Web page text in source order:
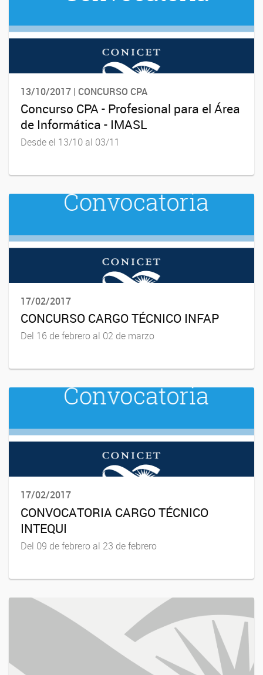
13/10/2017 | CONCURSO CPA
Concurso CPA - Profesional para el Área
de Informática - IMASL
Desde el 13/10 al 03/11
17/02/2017
CONCURSO CARGO TÉCNICO INFAP
Del 16 de febrero al 02 de marzo
17/02/2017
CONVOCATORIA CARGO TÉCNICO
INTEQUI
Del 09 de febrero al 23 de febrero